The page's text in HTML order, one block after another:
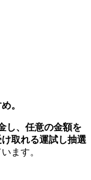
。
し、任意の金額を
取れる運試し抽選
ます。